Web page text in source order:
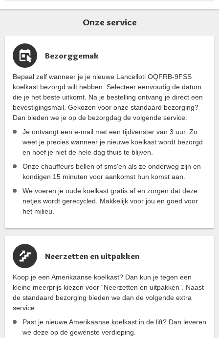
Onze service
Bezorggemak
Bepaal zelf wanneer je je nieuwe Lancelloti OQFRB-9FSS
koelkast bezorgd wilt hebben. Selecteer eenvoudig de datum
die je het beste uitkomt. Na je bestelling ontvang je direct een
bevestigingsmail. Gekozen voor onze standaard bezorging?
Dan bieden we je op de bezorgdag de volgende service:
Je ontvangt een e-mail met een tijdvenster van 3 uur. Zo
weet je precies wanneer je nieuwe koelkast wordt bezorgd
en hoef je niet de hele dag thuis te blijven.
Onze chauffeurs bellen of sms'en als ze onderweg zijn en
kondigen 15 minuten voor aankomst hun komst aan.
We voeren je oude koelkast gratis af en zorgen dat deze
netjes wordt gerecycled. Makkelijk voor jou en goed voor
het milieu.
Neerzetten en uitpakken
Koop je een Amerikaanse koelkast? Dan kun je tegen een
kleine meerprijs kiezen voor “Neerzetten en uitpakken”. Naast
de standaard bezorging bieden we dan de volgende extra
service:
Past je nieuwe Amerikaanse koelkast in de lift? Dan leveren
we deze op de gewenste verdieping.